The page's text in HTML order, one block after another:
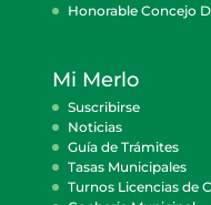
Honorable Concejo
Mi Merlo
Suscribirse
Noticias
Guía de Trámites
Tasas Municipales
Turnos Licencias de